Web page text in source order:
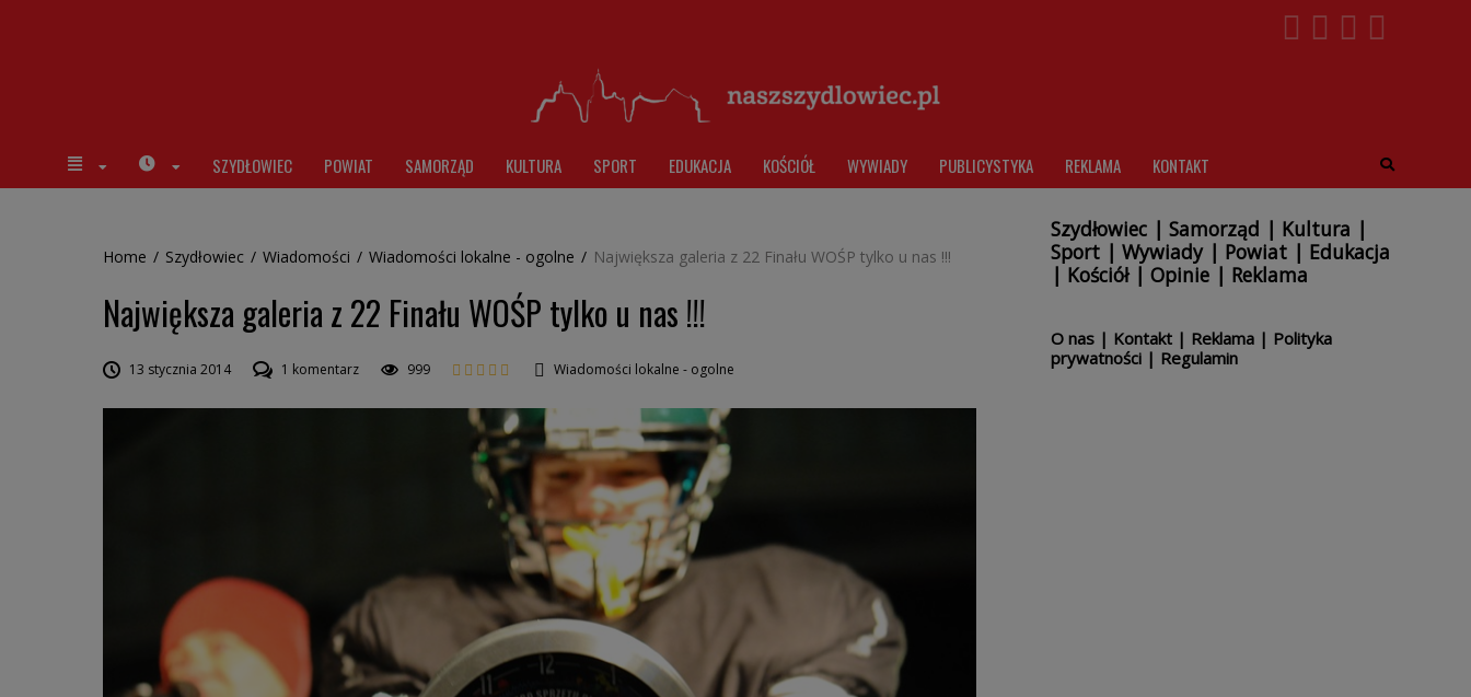
SZYDŁOWIEC POWIAT SAMORZĄD KULTURA SPORT EDUKACJA KOŚCIÓŁ WYWIADY PUBLICYSTYKA REKLAMA KONTAKT
Home / Szydłowiec / Wiadomości / Wiadomości lokalne - ogolne / Największa galeria z 22 Finału WOŚP tylko u nas !!!
Największa galeria z 22 Finału WOŚP tylko u nas !!!
13 stycznia 2014 1 komentarz 999 Wiadomości lokalne - ogolne
Szydłowiec| Samorząd | Kultura |
Sport| Wywiady| Powiat| Edukacja
| Kościół| Opinie| Reklama
O nas| Kontakt| Reklama| Polityka
prywatności| Regulamin